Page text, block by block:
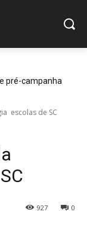
pré-campanha
escolas de SC
0
927